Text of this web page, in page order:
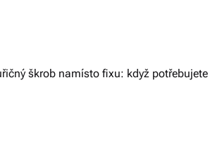
škrob namísto fixu: když